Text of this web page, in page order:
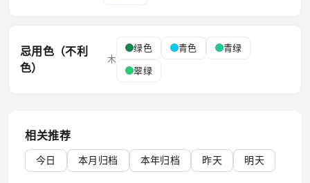
忌用色（不利
色）
木
绿色 青色
青绿
翠绿
相关推荐
今日 本月归档 本年归档 昨天 明天